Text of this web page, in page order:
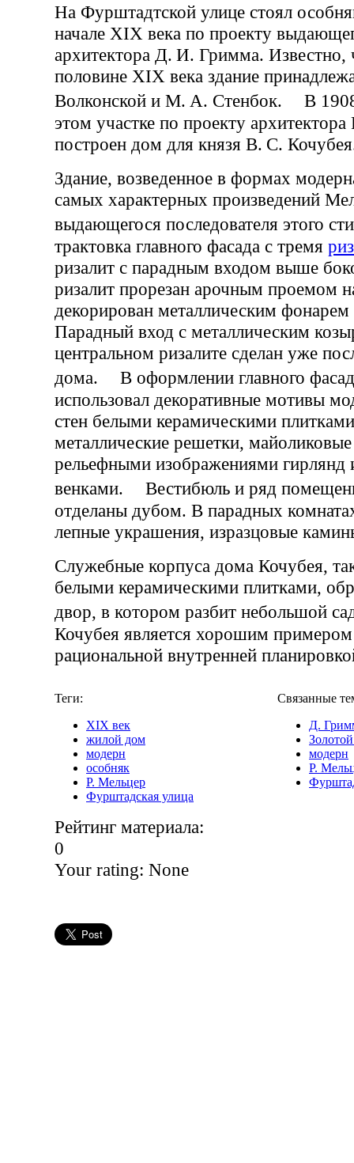
На Фурштадтской улице стоял
начале XIX века по проекту
архитектора Д. И. Гримма. Известно,
половине XIX века здание
Волконской и М. А. Стенбок. В
этом участке по проекту
построен дом для князя В. С.
Здание, возведенное в формах
самых характерных произведений
выдающегося последователя этого
трактовка главного фасада с тремя
ризалит с парадным входом выше
ризалит прорезан арочным проемом
декорирован металлическим фонарем
Парадный вход с металлическим
центральном ризалите сделан уже
дома. В оформлении главного
использовал декоративные мотивы
стен белыми керамическими
металлические решетки,
рельефными изображениями гирлянд
венками. Вестибюль и ряд
отделаны дубом. В парадных
лепные украшения, изразцовые
Служебные корпуса дома Кочубея,
белыми керамическими плитками,
двор, в котором разбит небольшой
Кочубея является хорошим примером
рациональной внутренней
Теги:
XIX век
жилой дом
модерн
особняк
Р. Мельцер
Фурштадская улица
Связанные
Д.
модерн
Р.
Рейтинг материала:
0
Your rating: None